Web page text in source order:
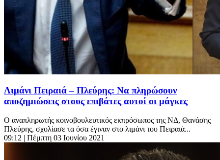
Λιμάνι Πειραιά – Πλεύρης: Να πληρώσουν
αποζημιώσεις στους επιβάτες αυτοί οι μάγκες
Ο αναπληρωτής κοινοβουλευτικός εκπρόσωπος της ΝΔ, Θανάσης
Πλεύρης, σχολίασε τα όσα έγιναν στο λιμάνι του Πειραιά...
09:12 | Πέμπτη 03 Ιουνίου 2021